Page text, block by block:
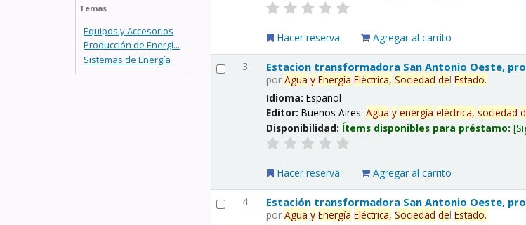
Temas
Equipos y Accesorios
Producción de Energí...
Sistemas de Energía
Hacer reserva Agregar al carrito
3. Estacion transformadora San Antonio Oeste,
porAgua y Energía Eléctrica, Sociedad delEstado.
Idioma:Español
Editor:Buenos Aires:Agua y energía eléctrica, sociedad
Disponibilidad: Ítems disponibles para préstamo:
Hacer reserva Agregar al carrito
4. Estación transformadora San Antonio Oeste,
porAgua y Energía Eléctrica, Sociedad delEstado.